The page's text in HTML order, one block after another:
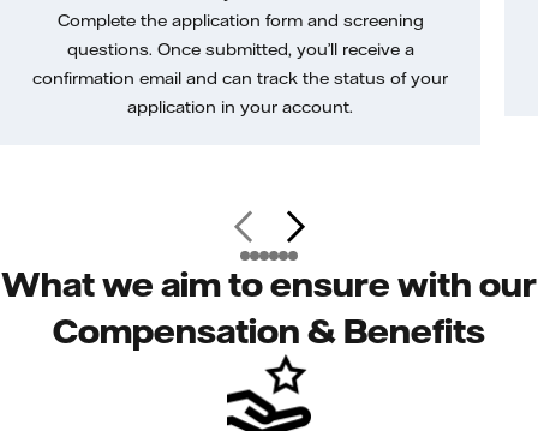
Complete the application form and screening
questions. Once submitted, you’ll receive a
confirmation email and can track the status of your
application in your account.
What we aim to ensure with our
Compensation & Benefits